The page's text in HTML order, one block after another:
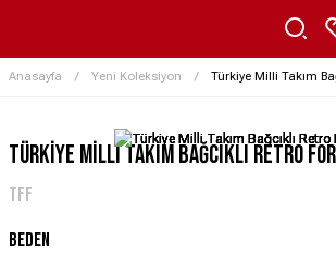
Anasayfa Yeni Koleksiyon Türkiye Milli Takım
Türkiye Milli Takım Bağcıklı Retro
TFF
BEDEN